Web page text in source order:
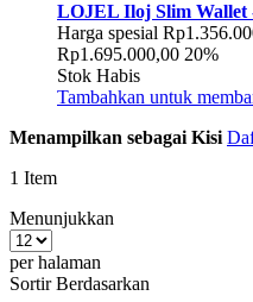
LOJEL Iloj Slim Wallet
Harga spesial
Rp1.695.000,00 20%
Stok Habis
Tambahkan untuk
Menampilkan sebagai Kisi
1 Item
Menunjukkan
per halaman
Sortir Berdasarkan